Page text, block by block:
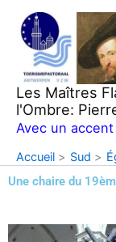
contenu
Les Maîtres
l'Ombre:
Avec un accent
Accueil Sud
Une chaire du